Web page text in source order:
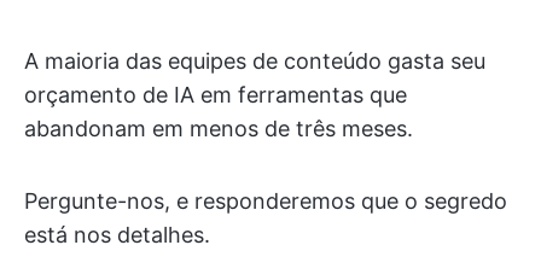
A maioria das equipes de conteúdo gasta seu
orçamento de IA em ferramentas que
abandonam em menos de três meses.
Pergunte-nos, e responderemos que o segredo
está nos detalhes.